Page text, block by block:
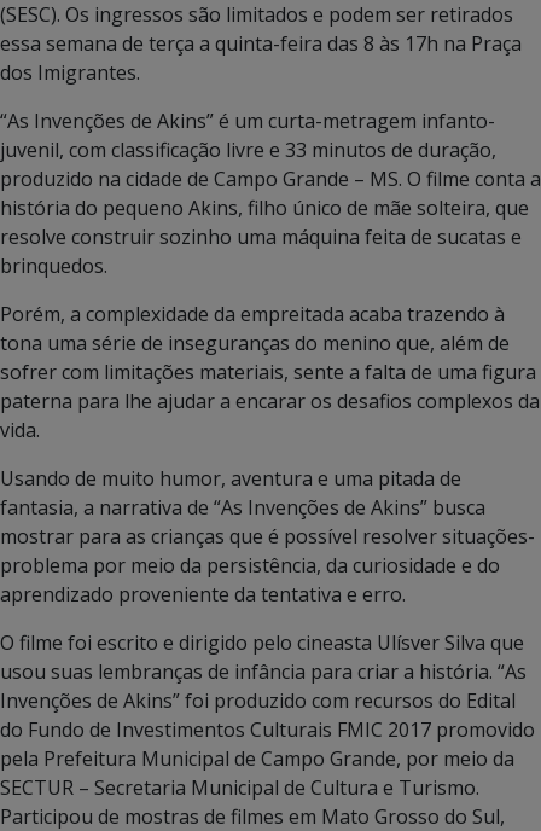
(SESC). Os ingressos são limitados e podem ser retirados
essa semana de terça a quinta-feira das 8 às 17h na Praça
dos Imigrantes.
“As Invenções de Akins” é um curta-metragem infanto-
juvenil, com classificação livre e 33 minutos de duração,
produzido na cidade de Campo Grande – MS. O filme conta a
história do pequeno Akins, filho único de mãe solteira, que
resolve construir sozinho uma máquina feita de sucatas e
brinquedos.
Porém, a complexidade da empreitada acaba trazendo à
tona uma série de inseguranças do menino que, além de
sofrer com limitações materiais, sente a falta de uma figura
paterna para lhe ajudar a encarar os desafios complexos da
vida.
Usando de muito humor, aventura e uma pitada de
fantasia, a narrativa de “As Invenções de Akins” busca
mostrar para as crianças que é possível resolver situações-
problema por meio da persistência, da curiosidade e do
aprendizado proveniente da tentativa e erro.
O filme foi escrito e dirigido pelo cineasta Ulísver Silva que
usou suas lembranças de infância para criar a história. “As
Invenções de Akins” foi produzido com recursos do Edital
do Fundo de Investimentos Culturais FMIC 2017 promovido
pela Prefeitura Municipal de Campo Grande, por meio da
SECTUR – Secretaria Municipal de Cultura e Turismo.
Participou de mostras de filmes em Mato Grosso do Sul,